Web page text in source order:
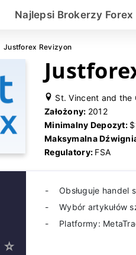
Najlepsi Brokerzy Forex
Justforex Revizyon
St. Vincent and the
Założony: 2012
Minimalny Depozyt:
Maksymalna
Regulatory: FSA
☆
★
Obsługuje handel
Wybór artykułów
Platformy: